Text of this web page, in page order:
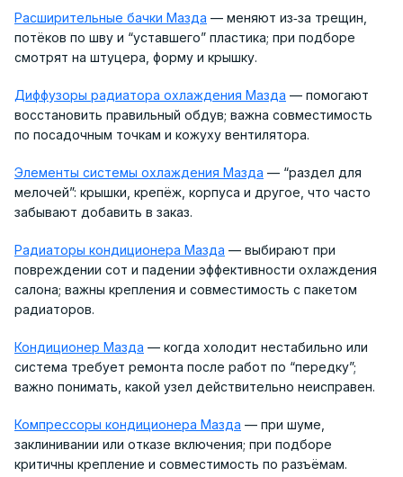
Расширительные бачки Мазда — меняют из‑за трещин,
потёков по шву и “уставшего” пластика; при подборе
смотрят на штуцера, форму и крышку.
Диффузоры радиатора охлаждения Мазда — помогают
восстановить правильный обдув; важна совместимость
по посадочным точкам и кожуху вентилятора.
Элементы системы охлаждения Мазда — “раздел для
мелочей”: крышки, крепёж, корпуса и другое, что часто
забывают добавить в заказ.
Радиаторы кондиционера Мазда — выбирают при
повреждении сот и падении эффективности охлаждения
салона; важны крепления и совместимость с пакетом
радиаторов.
Кондиционер Мазда — когда холодит нестабильно или
система требует ремонта после работ по “передку”;
важно понимать, какой узел действительно неисправен.
Компрессоры кондиционера Мазда — при шуме,
заклинивании или отказе включения; при подборе
критичны крепление и совместимость по разъёмам.